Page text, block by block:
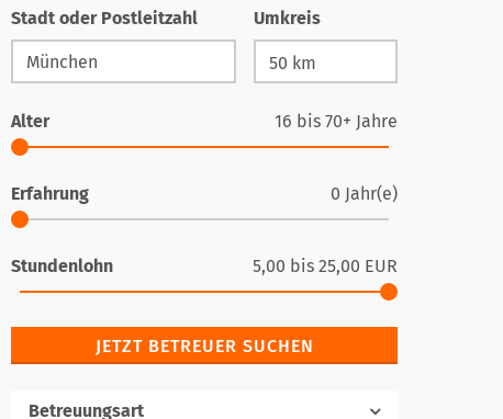
Stadt oder Postleitzahl Umkreis
Alter 16 bis 70+ Jahre
Erfahrung 0 Jahr(e)
Stundenlohn 5,00 bis 25,00 EUR
JETZT BETREUER SUCHEN
Betreuungsart